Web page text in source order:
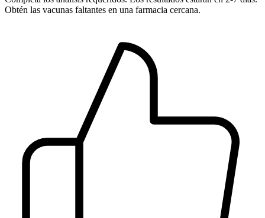
Obtén las vacunas faltantes en una farmacia cercana.